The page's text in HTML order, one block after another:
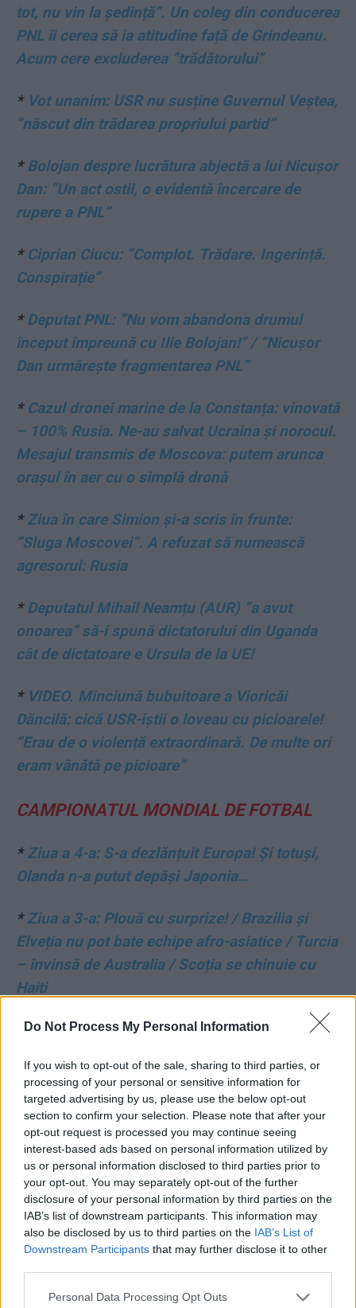
Do Not Process My Personal Information
If you wish to opt-out of the sale, sharing to third parties, or
processing of your personal or sensitive information for
targeted advertising by us, please use the below opt-out
section to confirm your selection. Please note that after your
opt-out request is processed you may continue seeing
interest-based ads based on personal information utilized by
us or personal information disclosed to third parties prior to
your opt-out. You may separately opt-out of the further
disclosure of your personal information by third parties on the
IAB’s list of downstream participants. This information may
also be disclosed by us to third parties on the IAB’s List of
Downstream Participants that may further disclose it to other
Personal Data Processing Opt Outs
tot, nu vin la ședință”. Un coleg din conducerea
PNL îi cerea să ia atitudine față de Grindeanu.
Acum cere excluderea ”trădătorului”
* Vot unanim: USR nu susține Guvernul Veștea,
”născut din trădarea propriului partid”
*Bolojan despre lucrătura abjectă a lui Nicușor
Dan: ”Un act ostil, o evidentă încercare de
rupere a PNL”
* Ciprian Ciucu: ”Complot. Trădare. Ingerință.
Conspirație”
*Deputat PNL: ”Nu vom abandona drumul
început împreună cu Ilie Bolojan!” / ”Nicușor
Dan urmărește fragmentarea PNL”
* Cazul dronei marine de la Constanța: vinovată
– 100% Rusia. Ne-au salvat Ucraina și norocul.
Mesajul transmis de Moscova: putem arunca
orașul în aer cu o simplă dronă
*Ziua în care Simion și-a scris în frunte:
”Sluga Moscovei”. A refuzat să numească
agresorul: Rusia
*Deputatul Mihail Neamțu (AUR) ”a avut
onoarea” să-i spună dictatorului din Uganda
cât de dictatoare e Ursula de la UE!
* VIDEO. Minciună bubuitoare a Vioricăi
Dăncilă: cică USR-iștii o loveau cu picioarele!
”Erau de o violență extraordinară. De multe ori
eram vânătă pe picioare”
CAMPIONATUL MONDIAL DE FOTBAL
*Ziua a 4-a: S-a dezlănțuit Europa! Și totuși,
Olanda n-a putut depăși Japonia…
*Ziua a 3-a: Plouă cu surprize! / Brazilia și
Elveția nu pot bate echipe afro-asiatice / Turcia
– învinsă de Australia / Scoția se chinuie cu
Haiti
*Ziua a 2-a: Gazdele au făcut 7 puncte din 9!
*Start spectaculos: deschidere cu 3 eliminări,
victorie asiatică împotriva Europei
*Favoritele Campionatului Mondial: mari
surprize în Top 10
*Start la World Cup 2026! Programul complet
al competiției-gigant